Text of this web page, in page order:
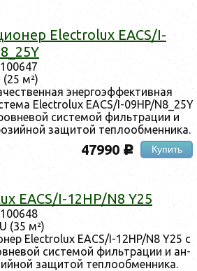
Electrolux EACS/I-
(25 м²)
энер­го­эф­фектив­ная
Electrolux EACS/I-09HP/N8_25Y
сис­те­мой филь­тра­ции и
за­щитой теп­ло­об­менни­ка.
47990 c Купить
EACS/I-12HP/N8 Y25
(35 м²)
Electrolux EACS/I-12HP/N8 Y25 с
сис­те­мой филь­тра­ции и ан­
за­щитой теп­ло­об­менни­ка.